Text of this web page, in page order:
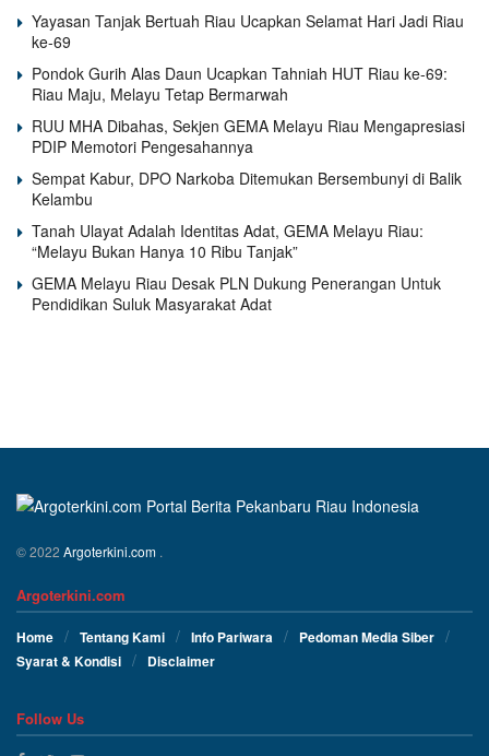
Yayasan Tanjak Bertuah Riau Ucapkan Selamat Hari Jadi Riau
ke-69
Pondok Gurih Alas Daun Ucapkan Tahniah HUT Riau ke-69:
Riau Maju, Melayu Tetap Bermarwah
RUU MHA Dibahas, Sekjen GEMA Melayu Riau Mengapresiasi
PDIP Memotori Pengesahannya
Sempat Kabur, DPO Narkoba Ditemukan Bersembunyi di Balik
Kelambu
Tanah Ulayat Adalah Identitas Adat, GEMA Melayu Riau:
“Melayu Bukan Hanya 10 Ribu Tanjak”
GEMA Melayu Riau Desak PLN Dukung Penerangan Untuk
Pendidikan Suluk Masyarakat Adat
© 2022 Argoterkini.com .
Argoterkini.com
Home Tentang Kami Info Pariwara
Pedoman Media Siber
Syarat & Kondisi
Disclaimer
Follow Us